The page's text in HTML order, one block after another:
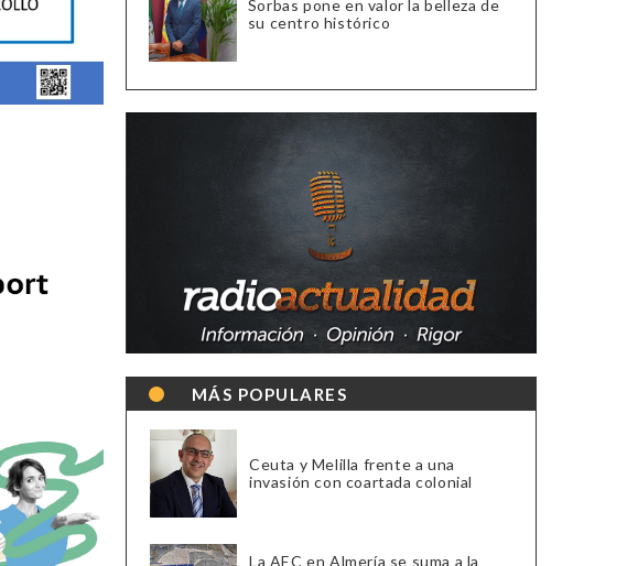
Sorbas pone en valor la belleza de
su centro histórico
MÁS POPULARES
Ceuta y Melilla frente a una
invasión con coartada colonial
La AEC en Almería se suma a la